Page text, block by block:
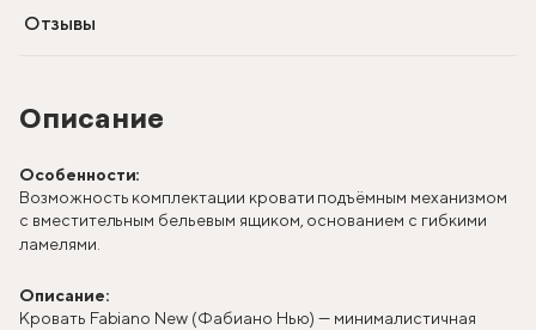
Описание
Особенности:
Возможность комплектации кровати подъёмным механизмом
с вместительным бельевым ящиком, основанием с гибкими
ламелями.
Описание:
Кровать Fabiano New (Фабиано Нью) — минималистичная
Отзывы